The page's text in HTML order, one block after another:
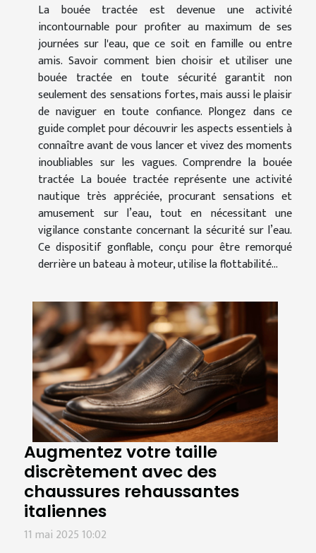
La bouée tractée est devenue une activité
incontournable pour profiter au maximum de ses
journées sur l'eau, que ce soit en famille ou entre
amis. Savoir comment bien choisir et utiliser une
bouée tractée en toute sécurité garantit non
seulement des sensations fortes, mais aussi le plaisir
de naviguer en toute confiance. Plongez dans ce
guide complet pour découvrir les aspects essentiels à
connaître avant de vous lancer et vivez des moments
inoubliables sur les vagues. Comprendre la bouée
tractée La bouée tractée représente une activité
nautique très appréciée, procurant sensations et
amusement sur l’eau, tout en nécessitant une
vigilance constante concernant la sécurité sur l’eau.
Ce dispositif gonflable, conçu pour être remorqué
derrière un bateau à moteur, utilise la flottabilité...
Augmentez votre taille
discrètement avec des
chaussures rehaussantes
italiennes
11 mai 2025 10:02